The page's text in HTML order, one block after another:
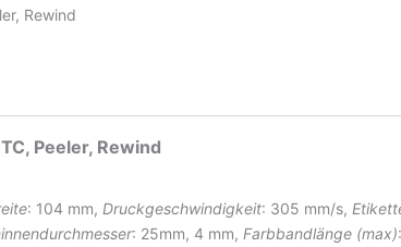
Rewind
Peeler, Rewind
: 104 mm, Druckgeschwindigkeit: 305 mm/s,
: 25mm, 4 mm, Farbbandlänge (max)